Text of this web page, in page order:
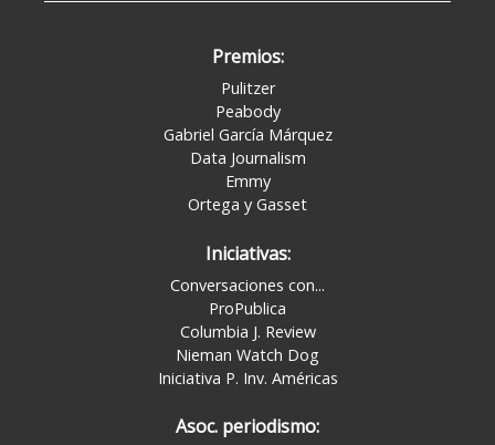
Premios:
Pulitzer
Peabody
Gabriel García Márquez
Data Journalism
Emmy
Ortega y Gasset
Iniciativas:
Conversaciones con...
ProPublica
Columbia J. Review
Nieman Watch Dog
Iniciativa P. Inv. Américas
Asoc. periodismo: